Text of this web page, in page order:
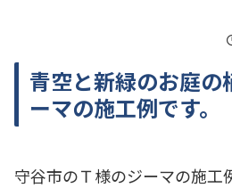
青空と新緑のお庭の
ーマの施工例です。
守谷市のＴ様のジーマの施工